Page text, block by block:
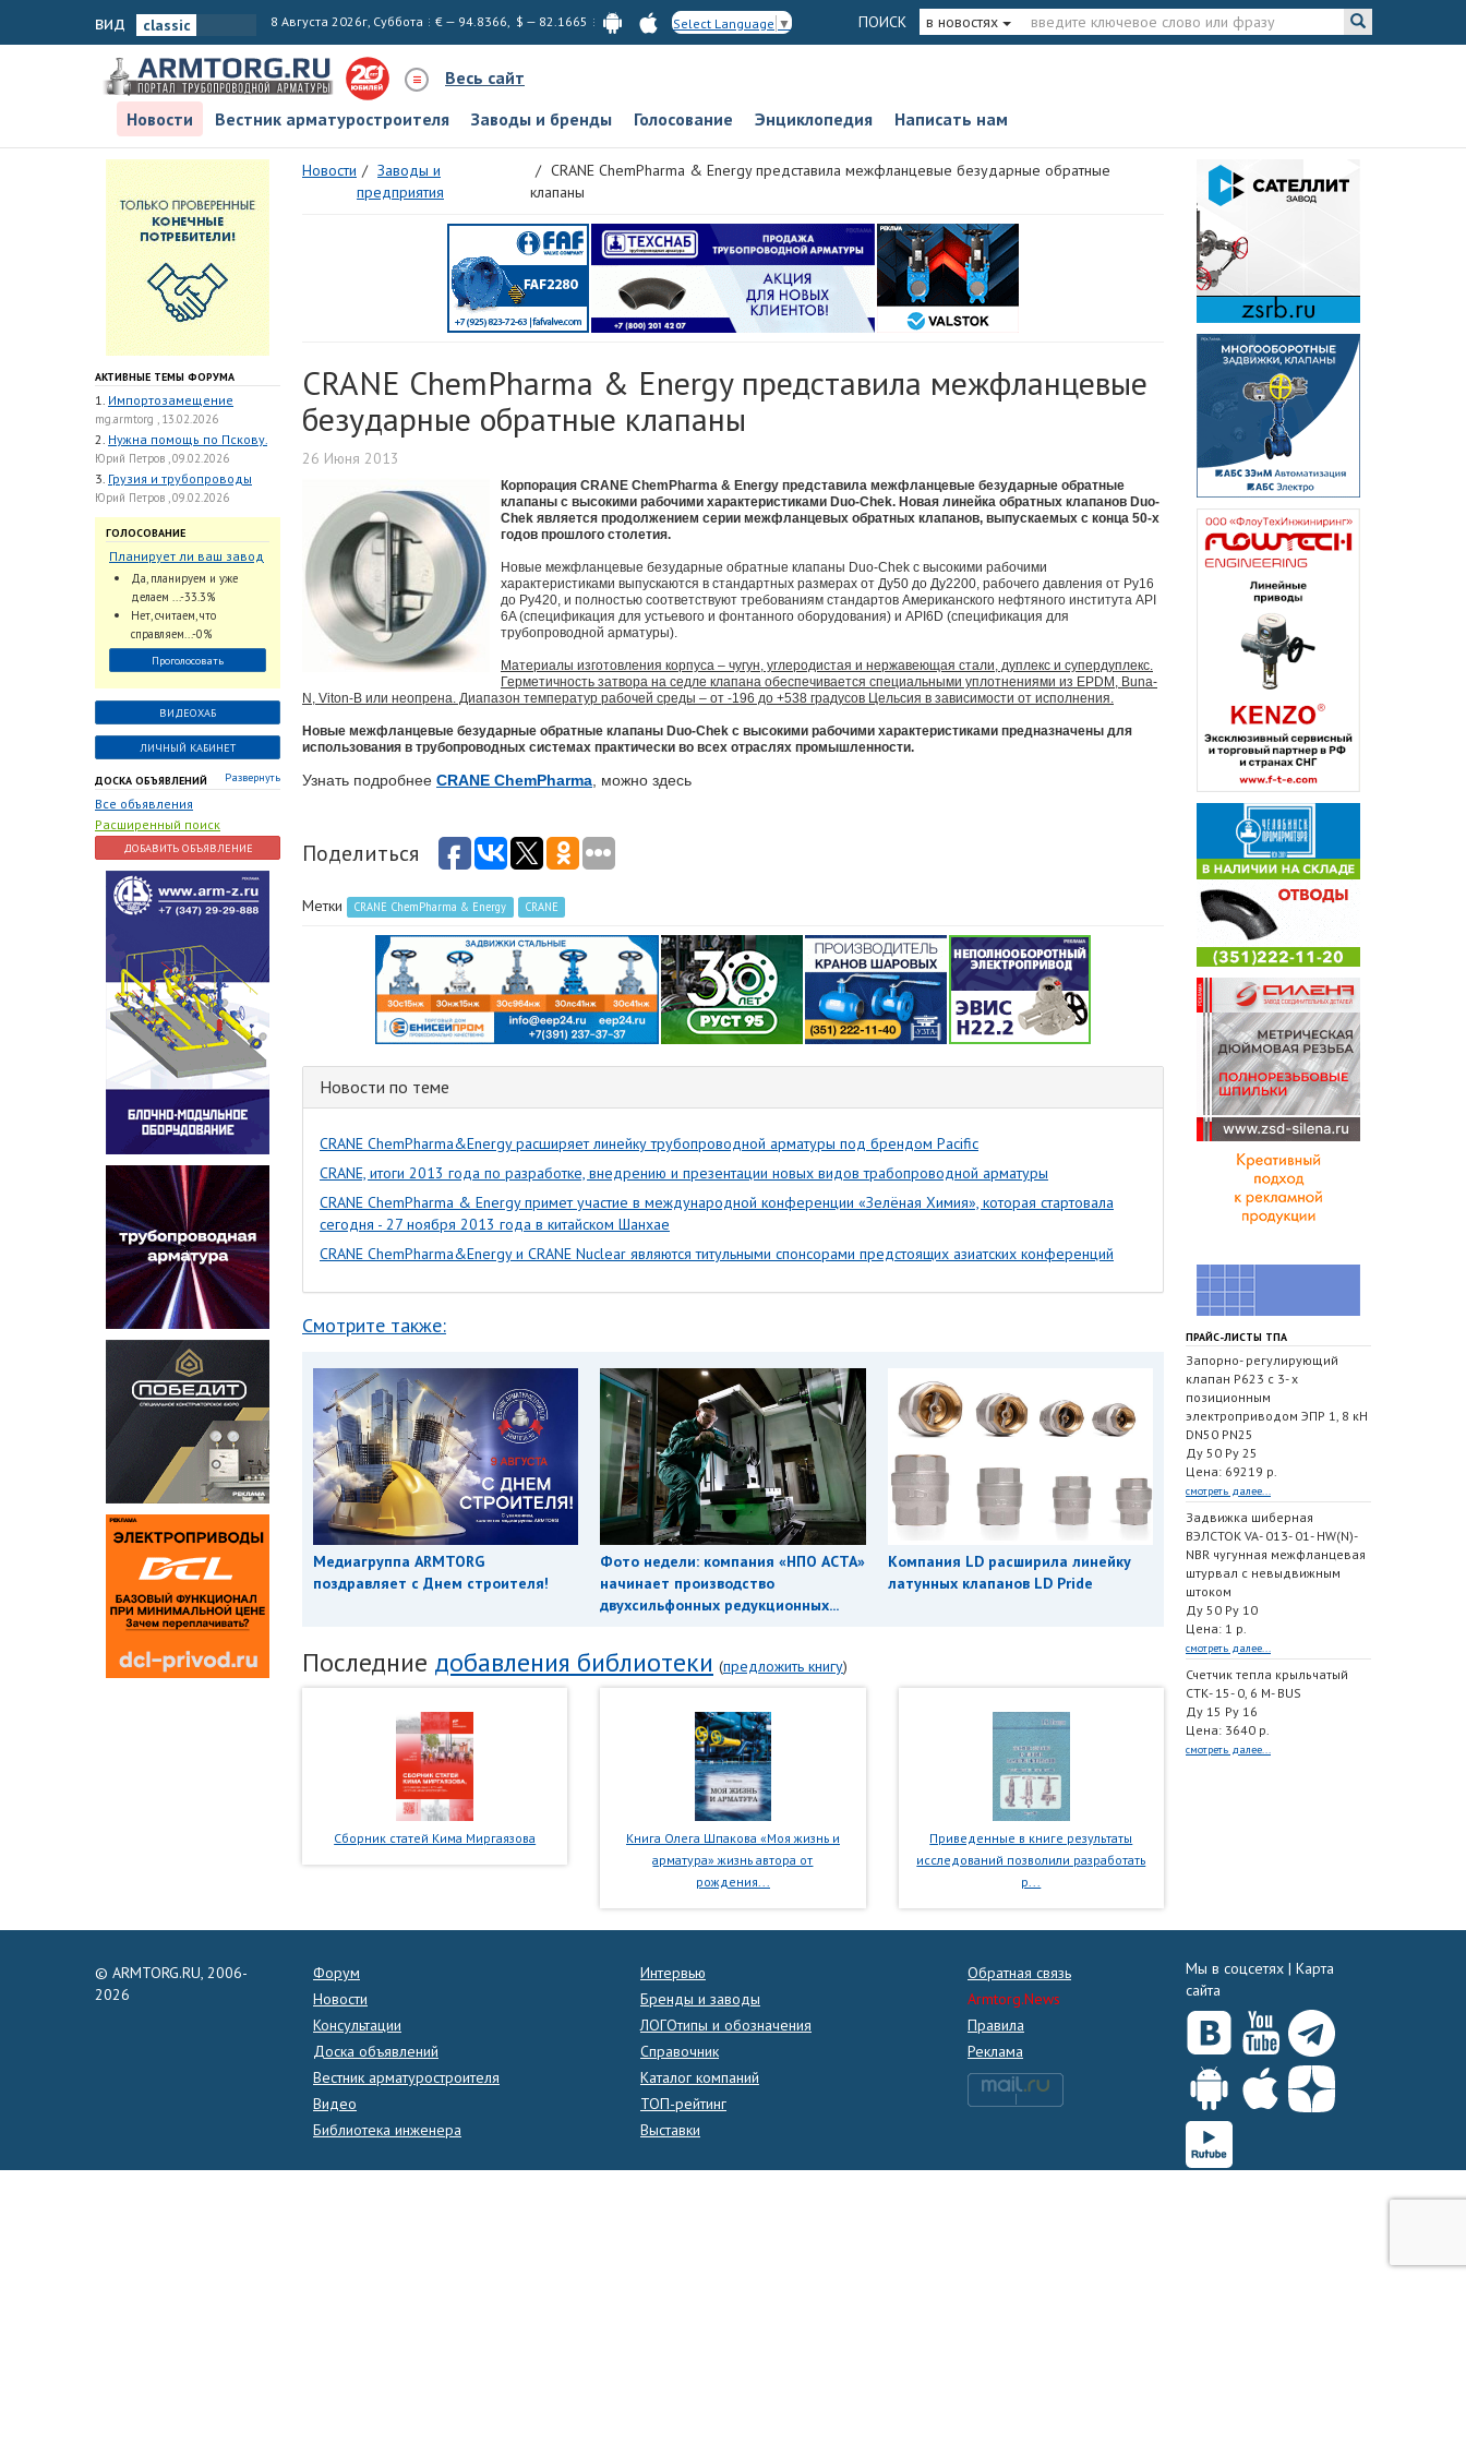
вид 8 Августа 2026г, Суббота € — 94.8366, $ — 82.1665 Select Language ▼ ПОИСК в новостях
Весь сайт
Новости
Вестник арматуростроителя Заводы и бренды Голосование Энциклопедия Написать нам
АКТИВНЫЕ ТЕМЫ ФОРУМА
1. Импортозамещение
mg.armtorg , 13.02.2026
2. Нужна помощь по Пскову.
Юрий Петров , 09.02.2026
3. Грузия и трубопроводы
Юрий Петров , 09.02.2026
ГОЛОСОВАНИЕ
Планирует ли ваш завод
использовать
промышленный
интеллект и цифровые
заказы для ускорения
обработки заказов и
оперативной отгрузки
продукции конечному
потребителю?
Да, планируем и уже
делаем ...-33.3%
Нет, считаем, что
справляем...-0%
Проголосовать
ВИДЕОХАБ
ЛИЧНЫЙ КАБИНЕТ
ДОСКА ОБЪЯВЛЕНИЙ Развернуть
Все объявления
Расширенный поиск
ДОБАВИТЬ ОБЪЯВЛЕНИЕ
Новости
Заводы и
предприятия
CRANE ChemPharma & Energy представила межфланцевые безударные обратные
клапаны
CRANE ChemPharma & Energy представила межфланцевые
безударные обратные клапаны
26 Июня 2013
Корпорация CRANE ChemPharma & Energy представила межфланцевые безударные обратные
клапаны с высокими рабочими характеристиками Duo-Chek. Новая линейка обратных клапанов Duo-
Chek является продолжением серии межфланцевых обратных клапанов, выпускаемых с конца 50-х
годов прошлого столетия.
Новые межфланцевые безударные обратные клапаны Duo-Chek с высокими рабочими
характеристиками выпускаются в стандартных размерах от Ду50 до Ду2200, рабочего давления от Ру16
до Ру420, и полностью соответствуют требованиям стандартов Американского нефтяного института API
6A (спецификация для устьевого и фонтанного оборудования) и API6D (спецификация для
трубопроводной арматуры).
Материалы изготовления корпуса – чугун, углеродистая и нержавеющая стали, дуплекс и супердуплекс.
Герметичность затвора на седле клапана обеспечивается специальными уплотнениями из EPDM, Buna-
N, Viton-B или неопрена. Диапазон температур рабочей среды – от -196 до +538 градусов Цельсия в зависимости от исполнения.
Новые межфланцевые безударные обратные клапаны Duo-Chek с высокими рабочими характеристиками предназначены для
использования в трубопроводных системах практически во всех отраслях промышленности.
Узнать подробнее CRANE ChemPharma , можно здесь
Поделиться
Метки CRANE ChemPharma & Energy CRANE
Новости по теме
CRANE ChemPharma&Energy расширяет линейку трубопроводной арматуры под брендом Pacific
CRANE, итоги 2013 года по разработке, внедрению и презентации новых видов трабопроводной арматуры
CRANE ChemPharma & Energy примет участие в международной конференции «Зелёная Химия», которая стартовала
сегодня - 27 ноября 2013 года в китайском Шанхае
CRANE ChemPharma&Energy и CRANE Nuclear являются титульными спонсорами предстоящих азиатских конференций
Смотрите также:
Медиагруппа ARMTORG
поздравляет с Днем строителя!
Фото недели: компания «НПО АСТА»
начинает производство
двухсильфонных редукционных...
Компания LD расширила линейку
латунных клапанов LD Pride
Последние добавления библиотеки (предложить книгу)
Сборник статей Кима Миргаязова
Книга Олега Шпакова «Моя жизнь и
арматура» жизнь автора от
рождения...
Приведенные в книге результаты
исследований позволили разработать
р...
ПРАЙС-ЛИСТЫ ТПА
Запорно- регулирующий
клапан Р623 с 3- х
позиционным
электроприводом ЭПР 1, 8 кН
DN50 PN25
Ду 50 Ру 25
Цена: 69219 р.
смотреть далее...
Задвижка шиберная
ВЭЛСТОК VA- 013- 01- HW(N)-
NBR чугунная межфланцевая
штурвал с невыдвижным
штоком
Ду 50 Ру 10
Цена: 1 р.
смотреть далее...
Счетчик тепла крыльчатый
СТК- 15- 0, 6 M- BUS
Ду 15 Ру 16
Цена: 3640 р.
смотреть далее...
© ARMTORG.RU, 2006-
2026
Форум
Новости
Консультации
Доска объявлений
Вестник арматуростроителя
Видео
Библиотека инженера
Интервью
Бренды и заводы
ЛОГОтипы и обозначения
Справочник
Каталог компаний
ТОП-рейтинг
Выставки
Обратная связь
Armtorg.News
Правила
Реклама
Мы в соцсетях | Карта
сайта